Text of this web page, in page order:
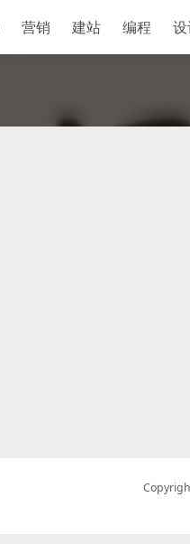
营销 建站 编程